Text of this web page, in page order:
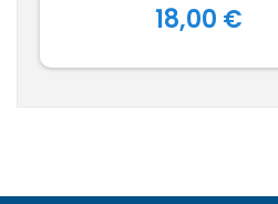
Prezzo
18,00 €